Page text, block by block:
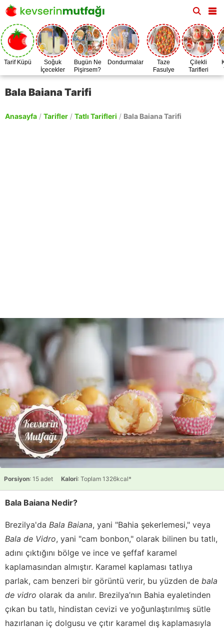
Tarif Küpü
Soğuk
İçecekler
Bugün Ne
Pişirsem?
Dondurmalar
Taze
Fasulye
Zamanı
Çilekli
Tarifleri
Bala Baiana Tarifi
Anasayfa / Tarifler / Tatlı Tarifleri / Bala Baiana Tarifi
Porsiyon: 15 adet Kalori: Toplam 1326kcal*
Bala Baiana Nedir?
Brezilya'da Bala Baiana, yani "Bahia şekerlemesi," veya
Bala de Vidro, yani "cam bonbon," olarak bilinen bu tatlı,
adını çıktığını bölge ve ince ve şeffaf karamel
kaplamasından almıştır. Karamel kaplaması tatlıya
parlak, cam benzeri bir görüntü verir, bu yüzden de bala
de vidro olarak da anılır. Brezilya’nın Bahia eyaletinden
çıkan bu tatlı, hindistan cevizi ve yoğunlaştırılmış sütle
hazırlanan iç dolgusu ve çıtır karamel dış kaplamasıyla